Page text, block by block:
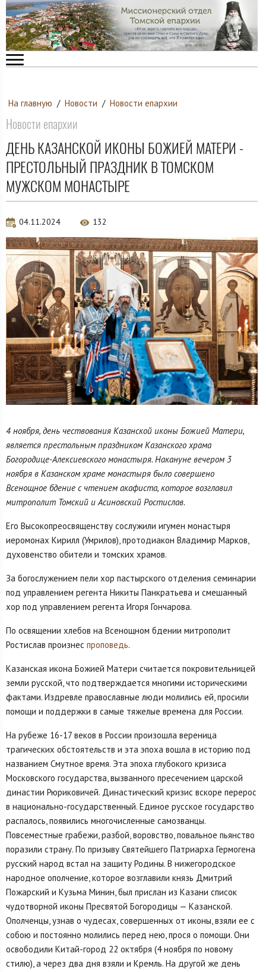
На главную / Новости / Новости епархии
Новости епархии
ДЕНЬ КАЗАНСКОЙ ИКОНЫ БОЖИЕЙ МАТЕРИ -
ПРЕСТОЛЬНЫЙ ПРАЗДНИК В ТОМСКОМ
МУЖСКОМ МОНАСТЫРЕ
04.11.2024 132
4 ноября, день чествования Казанской иконы Божией Матери,
является престольным праздником Казанского храма
Богородице-Алексиевского монастыря. Накануне вечером 3
ноября в Казанском храме монастыря было совершено
Всенощное бдение с чтением акафиста, которое возглавил
митрополит Томский и Асиновский Ростислав.
Его Высокопреосвященству сослужили игумен монастыря
иеромонах Кирилл (Умрилов), протодиакон Владимир Марков,
духовенство обители и томских храмов.
За богослужением пели хор пастырского отделения семинарии
под управлением регента Никиты Панкратьева и смешанный
хор под управлением регента Игоря Гончарова.
По освящении хлебов на Всенощном бдении митрополит
Ростислав произнес проповедь.
Казанская икона Божией Матери считается покровительницей
земли русской, что подтверждается многими историческими
фактами. Издревле православные люди молились ей, просили
помощи и поддержки в самые тяжелые времена для России.
На рубеже 16-17 веков в России произошла вереница
трагических обстоятельств и эта эпоха вошла в историю под
названием Смутное время. Эта эпоха глубокого кризиса
Московского государства, вызванного пресечением царской
династии Рюриковичей. Династический кризис вскоре перерос
в национально-государственный. Единое русское государство
распалось, появились многочисленные самозванцы.
Повсеместные грабежи, разбой, воровство, повальное пьянство
поразили страну. По призыву Святейшего Патриарха Гермогена
русский народ встал на защиту Родины. В нижегородское
народное ополчение, которое возглавили князь Дмитрий
Пожарский и Кузьма Минин, был прислан из Казани список
чудотворной иконы Пресвятой Богородицы — Казанской.
Ополченцы, узнав о чудесах, совершенных от иконы, взяли ее с
собою и постоянно молились перед нею, прося о помощи. Они
освободили Китай-город 22 октября (4 ноября по новому
стилю), а через два дня взяли и Кремль. На другой же день